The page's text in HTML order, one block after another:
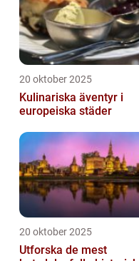
20 oktober 2025
Kulinariska äventyr i
europeiska städer
20 oktober 2025
Utforska de mest